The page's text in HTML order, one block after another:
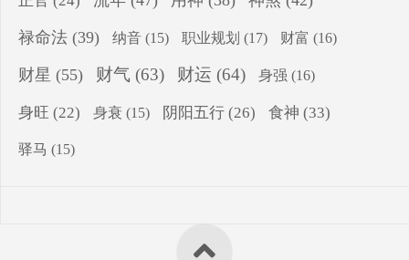
禄命法 (39) 纳音 (15) 职业规划 (17) 财富 (16)
财星 (55) 财气 (63) 财运 (64) 身强 (16)
身旺 (22) 身衰 (15) 阴阳五行 (26) 食神 (33)
驿马 (15)